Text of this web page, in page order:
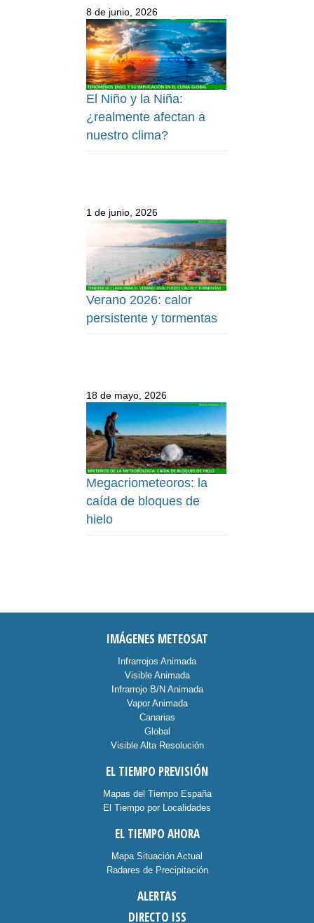
8 de junio, 2026
El Niño y la Niña:
¿realmente afectan a
nuestro clima?
1 de junio, 2026
Verano 2026: calor
persistente y tormentas
18 de mayo, 2026
Megacriometeoros: la
caída de bloques de
hielo
IMÁGENES METEOSAT
Infrarrojos Animada
Visible Animada
Infrarrojo B/N Animada
Vapor Animada
Canarias
Global
Visible Alta Resolución
EL TIEMPO PREVISIÓN
Mapas del Tiempo España
El Tiempo por Localidades
EL TIEMPO AHORA
Mapa Situación Actual
Radares de Precipitación
ALERTAS
DIRECTO ISS